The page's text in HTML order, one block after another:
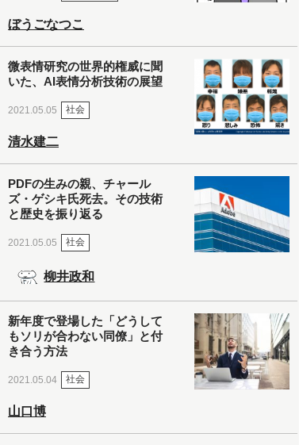
ぼうごなつこ
微表情研究の世界的権威に聞
いた、AI表情分析技術の展望
2021.05.05 社会
清水建二
PDFの生みの親、チャール
ズ・ゲシキ氏死去。その技術
と歴史を振り返る
2021.05.05 社会
柳井政和
新年度で登場した「どうして
もソリが合わない同僚」と付
き合う方法
2021.05.04 社会
山口博